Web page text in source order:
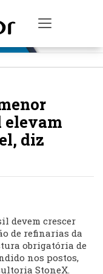
Toggle
elevam
diz
devem crescer
de refinarias da
obrigatória de
nos postos,
StoneX.